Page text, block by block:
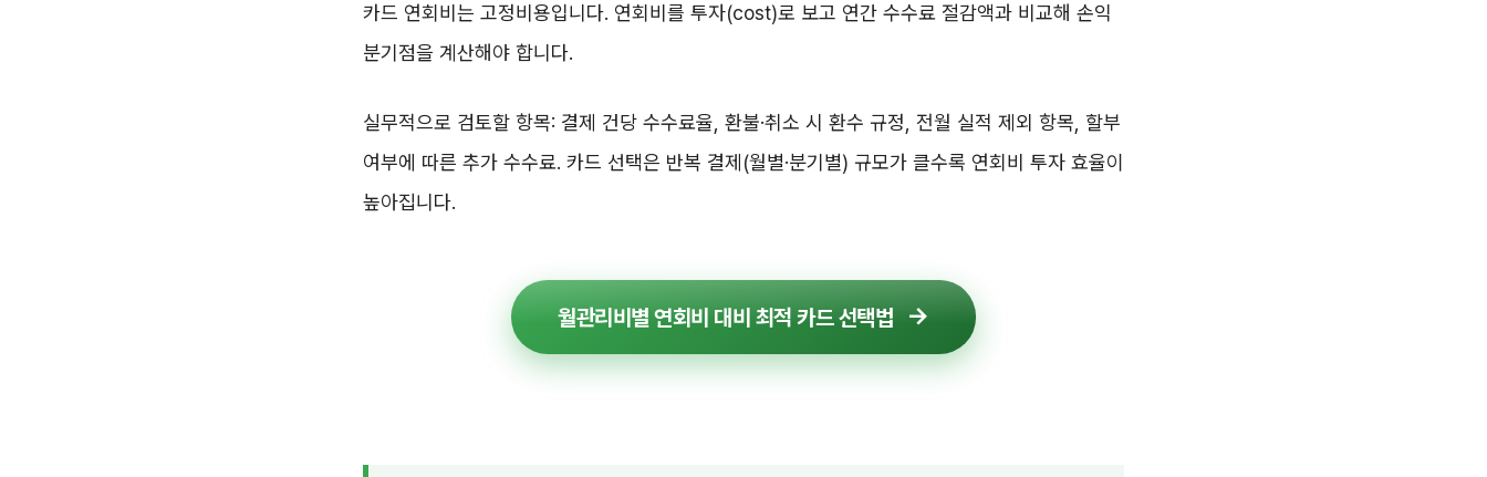
카드 연회비는 고정비용입니다. 연회비를 투자(cost)로 보고 연간 수수료 절감액과 비교해 손익
분기점을 계산해야 합니다.
실무적으로 검토할 항목: 결제 건당 수수료율, 환불·취소 시 환수 규정, 전월 실적 제외 항목, 할부
여부에 따른 추가 수수료. 카드 선택은 반복 결제(월별·분기별) 규모가 클수록 연회비 투자 효율이
높아집니다.
월관리비별 연회비 대비 최적 카드 선택법